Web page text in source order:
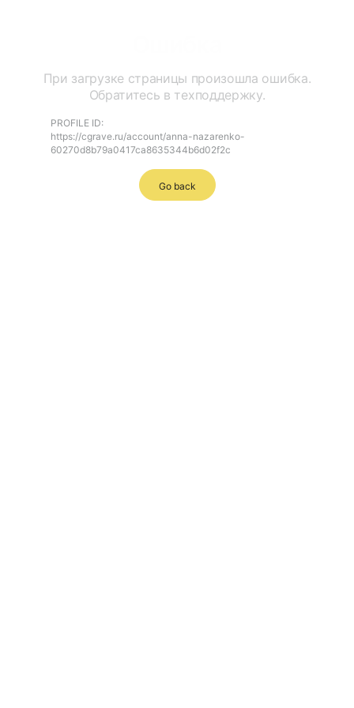
При загрузке страницы произошла ошибка.
Обратитесь в техподдержку.
PROFILE ID:
https://cgrave.ru/account/anna-nazarenko-
60270d8b79a0417ca8635344b6d02f2c
Go back